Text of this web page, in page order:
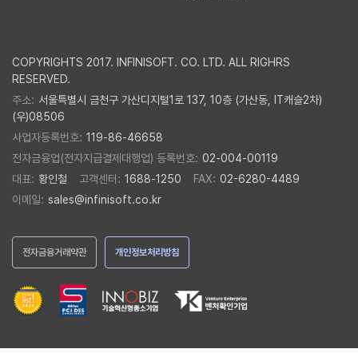
COPYRIGHTS 2017. INFINISOFT. CO. LTD. ALL RIGHRS
RESERVED.
주소: 서울특별시 금천구 가산디지털1로 137, 10층 (가산동, IT캐슬2차)
(우)08506
사업자등록번호: 119-86-46658
전자금융업(전자지급결제대행업) 등록번호: 02-004-00119
대표: 황인철 고객센터: 1688-1250 FAX: 02-6280-4489
이메일: sales@infinisoft.co.kr
전자금융거래약관 개인정보처리방침